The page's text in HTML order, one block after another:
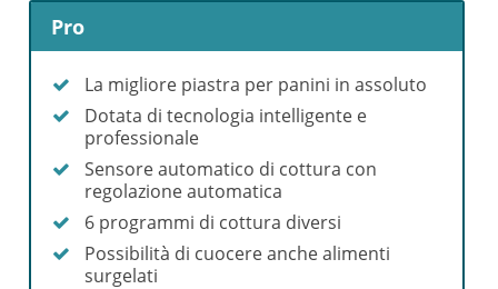
Pro
La migliore piastra per panini in assoluto
Dotata di tecnologia intelligente e
professionale
Sensore automatico di cottura con
regolazione automatica
6 programmi di cottura diversi
Possibilità di cuocere anche alimenti
surgelati